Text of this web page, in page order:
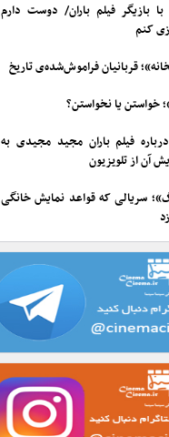
بازیگر فیلم باران/ دوست دارم
کنم
قربانیان فراموش‌شده‌ی تاریخ
خواستن یا نخواستن؟
فیلم باران مجید مجیدی به
آن از تلویزیون
سریالی که قواعد نمایش خانگی